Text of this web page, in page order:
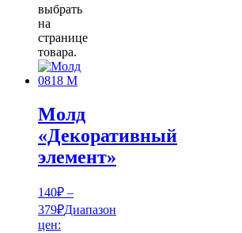
выбрать
на
странице
товара.
Молд
«Декоративный
элемент»
140₽ –
379₽Диапазон
цен: